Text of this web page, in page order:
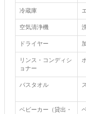
冷蔵庫
空気清浄機
ドライヤー
リンス・コンディシ
ョナー
バスタオル
ベビーカー（貸出・